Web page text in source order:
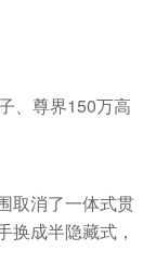
取消了一体式贯
换成半隐藏式，